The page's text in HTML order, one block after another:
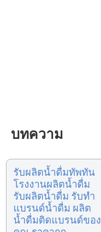
บทความ
รับผลิตน้ำดื่มทัพทัน
โรงงานผลิตน้ำดื่ม
รับผลิตน้ำดื่ม รับทำ
แบรนด์น้ำดื่ม ผลิต
น้ำดื่มติดแบรนด์ของ